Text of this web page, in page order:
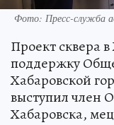
Фото: Пресс-служба
Проект сквера
поддержку
Хабаровской
выступил член
Хабаровска,